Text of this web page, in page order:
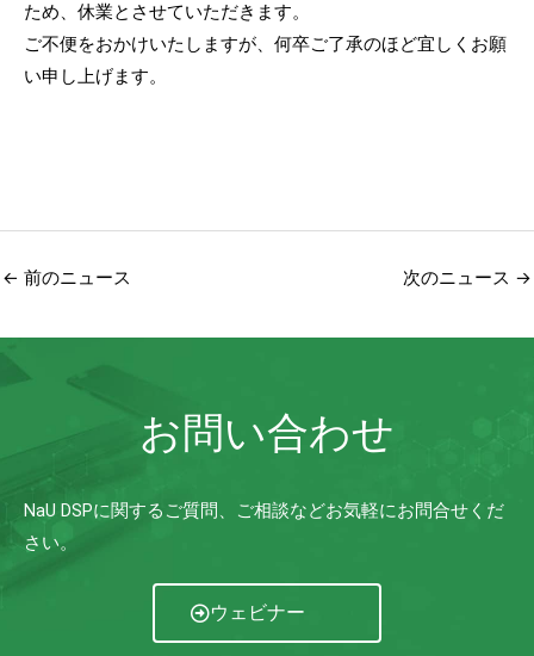
ため、休業とさせていただきます。
ご不便をおかけいたしますが、何卒ご了承のほど宜しくお願
い申し上げます。
← 前のニュース 次のニュース →
お問い合わせ
NaU DSPに関するご質問、ご相談などお気軽にお問合せくだ
さい。
ウェビナー